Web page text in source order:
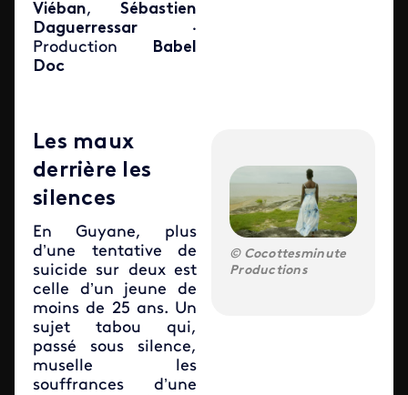
Viéban,
Sébastien
Daguerressar ·
Production
Babel
Doc
Les maux
derrière les
silences
En Guyane, plus
d’une tentative de
suicide sur deux est
celle d’un jeune de
moins de 25 ans. Un
sujet tabou qui,
passé sous silence,
muselle les
souffrances d’une
Cocottesminute
Productions